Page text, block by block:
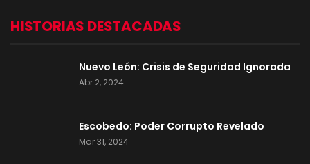
HISTORIAS DESTACADAS
Nuevo León: Crisis de Seguridad Ignorada
Abr 2, 2024
Escobedo: Poder Corrupto Revelado
Mar 31, 2024